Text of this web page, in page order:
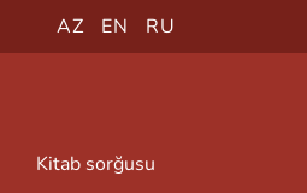
AZ EN RU
Kitab sorğusu